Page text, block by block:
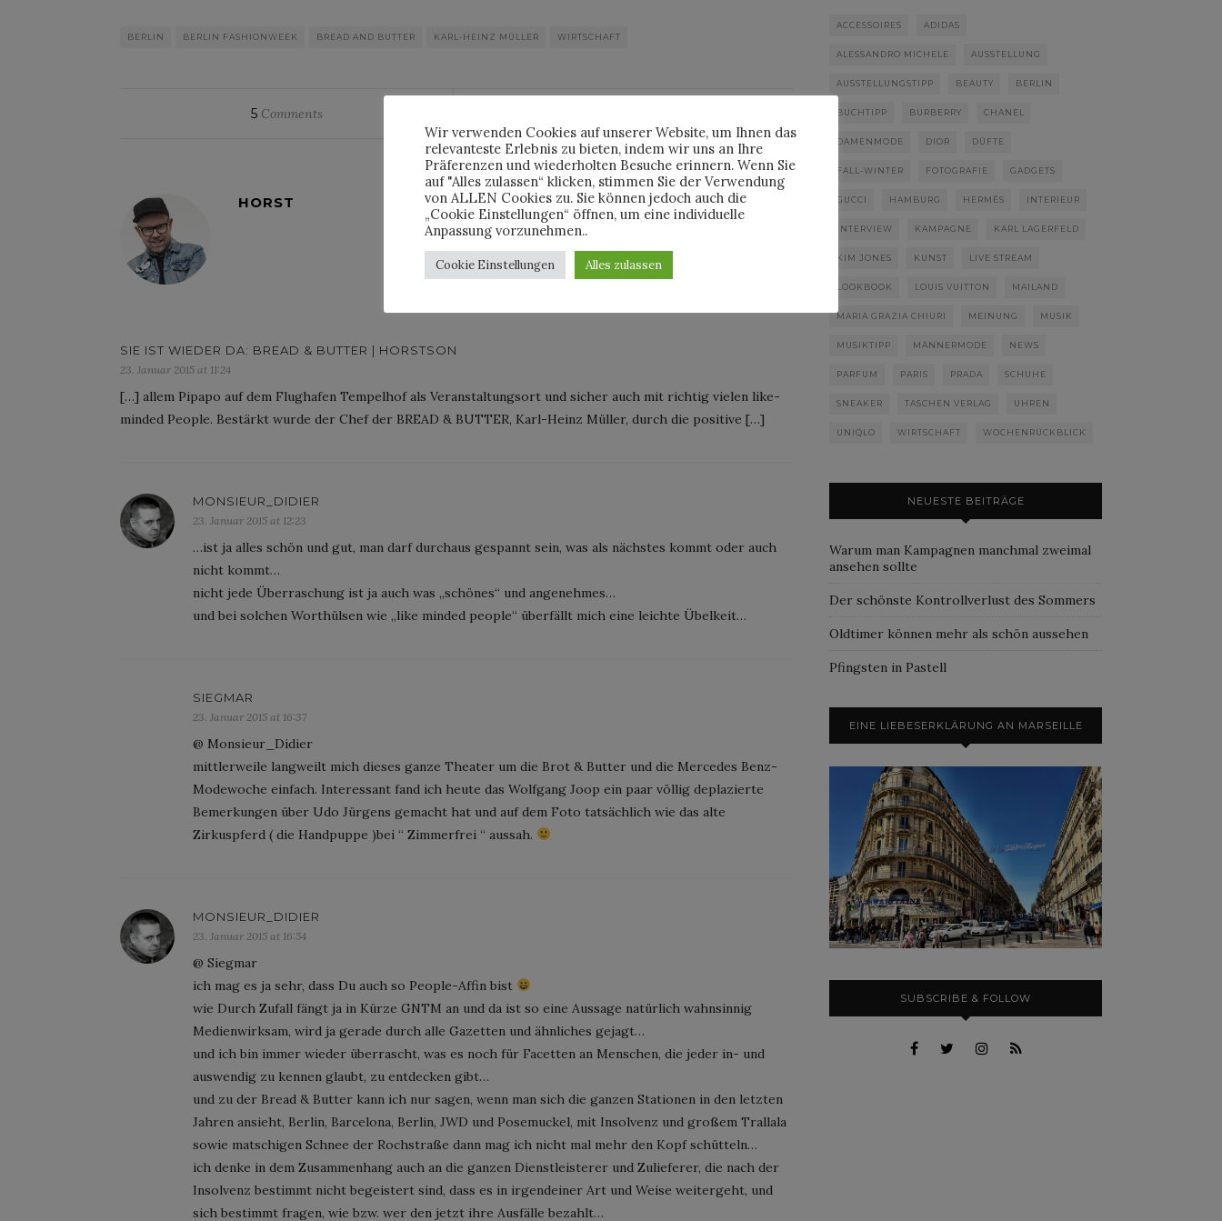
BERLIN BERLIN FASHIONWEEK BREAD AND BUTTER KARL-HEINZ MÜLLER WIRTSCHAFT
5Comments
HORST
SIE IST WIEDER DA: BREAD & BUTTER | HORSTSON
23. Januar 2015 at 11:24
[…] allem Pipapo auf dem Flughafen Tempelhof als Veranstaltungsort und sicher auch mit richtig vielen like-
minded People. Bestärkt wurde der Chef der BREAD & BUTTER, Karl-Heinz Müller, durch die positive […]
MONSIEUR_DIDIER
23. Januar 2015 at 12:23
…ist ja alles schön und gut, man darf durchaus gespannt sein, was als nächstes kommt oder auch
nicht kommt…
nicht jede Überraschung ist ja auch was „schönes“ und angenehmes…
und bei solchen Worthülsen wie „like minded people“ überfällt mich eine leichte Übelkeit…
SIEGMAR
23. Januar 2015 at 16:37
@ Monsieur_Didier
mittlerweile langweilt mich dieses ganze Theater um die Brot & Butter und die Mercedes Benz-
Modewoche einfach. Interessant fand ich heute das Wolfgang Joop ein paar völlig deplazierte
Bemerkungen über Udo Jürgens gemacht hat und auf dem Foto tatsächlich wie das alte
Zirkuspferd ( die Handpuppe )bei “ Zimmerfrei “ aussah.
MONSIEUR_DIDIER
23. Januar 2015 at 16:54
@ Siegmar
ich mag es ja sehr, dass Du auch so People-Affin bist
wie Durch Zufall fängt ja in Kürze GNTM an und da ist so eine Aussage natürlich wahnsinnig
Medienwirksam, wird ja gerade durch alle Gazetten und ähnliches gejagt…
und ich bin immer wieder überrascht, was es noch für Facetten an Menschen, die jeder in- und
auswendig zu kennen glaubt, zu entdecken gibt…
und zu der Bread & Butter kann ich nur sagen, wenn man sich die ganzen Stationen in den letzten
Jahren ansieht, Berlin, Barcelona, Berlin, JWD und Posemuckel, mit Insolvenz und großem Trallala
sowie matschigen Schnee der Rochstraße dann mag ich nicht mal mehr den Kopf schütteln…
ich denke in dem Zusammenhang auch an die ganzen Dienstleisterer und Zulieferer, die nach der
Insolvenz bestimmt nicht begeistert sind, dass es in irgendeiner Art und Weise weitergeht, und
sich bestimmt fragen, wie bzw. wer den jetzt ihre Ausfälle bezahlt…
ACCESSOIRES ADIDAS
ALESSANDRO MICHELE AUSSTELLUNG
AUSSTELLUNGSTIPP BEAUTY BERLIN
BUCHTIPP BURBERRY CHANEL
DAMENMODE DIOR DÜFTE
FALL-WINTER FOTOGRAFIE GADGETS
GUCCI HAMBURG HERMÈS INTERIEUR
INTERVIEW KAMPAGNE KARL LAGERFELD
KIM JONES KUNST LIVE STREAM
LOOKBOOK LOUIS VUITTON MAILAND
MARIA GRAZIA CHIURI MEINUNG MUSIK
MUSIKTIPP MÄNNERMODE NEWS
PARFUM PARIS PRADA SCHUHE
SNEAKER TASCHEN VERLAG UHREN
UNIQLO WIRTSCHAFT WOCHENRÜCKBLICK
NEUESTE BEITRÄGE
Warum man Kampagnen manchmal zweimal
ansehen sollte
Der schönste Kontrollverlust des Sommers
Oldtimer können mehr als schön aussehen
Pfingsten in Pastell
EINE LIEBESERKLÄRUNG AN MARSEILLE
SUBSCRIBE & FOLLOW
Wir verwenden Cookies auf unserer Website, um Ihnen das
relevanteste Erlebnis zu bieten, indem wir uns an Ihre
Präferenzen und wiederholten Besuche erinnern. Wenn Sie
auf "Alles zulassen“ klicken, stimmen Sie der Verwendung
von ALLEN Cookies zu. Sie können jedoch auch die
„Cookie Einstellungen“ öffnen, um eine individuelle
Anpassung vorzunehmen..
Cookie Einstellungen Alles zulassen